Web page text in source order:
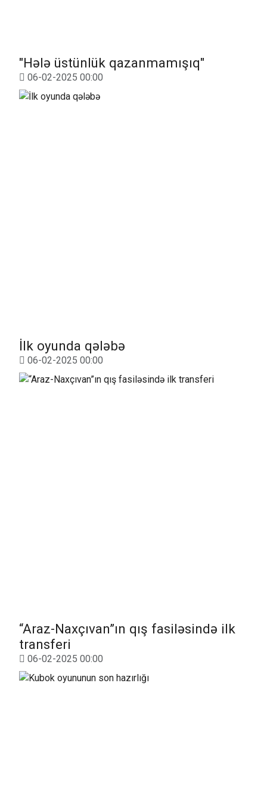
"Hələ üstünlük qazanmamışıq"
06-02-2025 00:00
İlk oyunda qələbə
06-02-2025 00:00
“Araz-Naxçıvan”ın qış fasiləsində ilk
transferi
06-02-2025 00:00